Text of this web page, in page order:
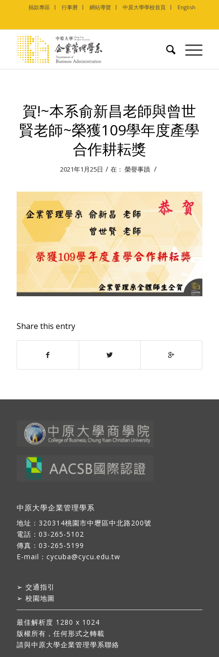
捐款專區 行事曆 網站導覽 中原大學學校首頁 English
賀!~本系俞新昌老師與曾世
賢老師~榮獲109學年度產學
合作耕耘獎
2021年1月25日 / 在： 榮譽事蹟 /
Share this entry
中原大學企業管理學系
地址： 320314桃園市中壢區中北路200號
電話：03-265-5102
傳真：03-265-5199
E-mail： cycuba@cycu.edu.tw
➢ 交通指引
➢ 校園地圖
最佳解析度 1280 x 1024
版權所有，任何形式之轉載
請與中原大學企業管理學系聯絡